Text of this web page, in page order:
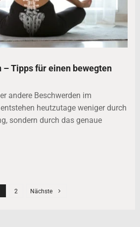
– Tipps für einen bewegten
andere Beschwerden im
heutzutage weniger durch
sondern durch das genaue
2 Nächste